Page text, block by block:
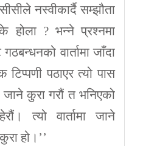
नस्वीकार्दै सम्झौता
के होला ? भन्ने प्रश्नमा
वार्तामा जाँदा
टिप्पणी पठाएर त्यो पास
जाने कुरा गरौं त भनिएको
त्यो वार्तामा जाने
हो।’’